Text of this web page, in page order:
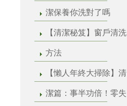
潔保養你洗對了嗎
【清潔秘笈】窗戶清洗
方法
【懶人年終大掃除】清
潔篇：事半功倍！零失